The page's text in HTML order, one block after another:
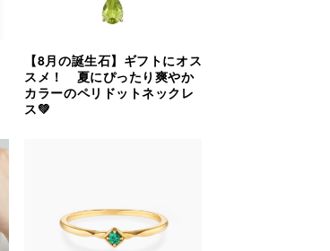
【8月の誕生石】ギフトにオス
スメ！ 夏にぴったり爽やか
カラーのペリドットネックレ
ス💚